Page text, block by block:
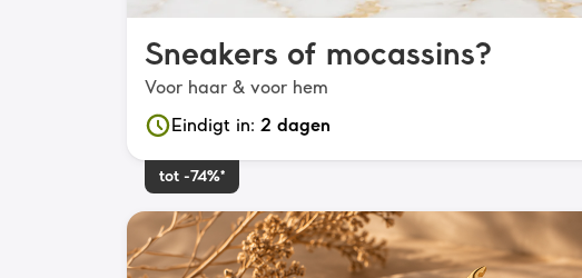
Sneakers of mocassins?
Voor haar & voor hem
Eindigt in: 2 dagen
tot -74%*